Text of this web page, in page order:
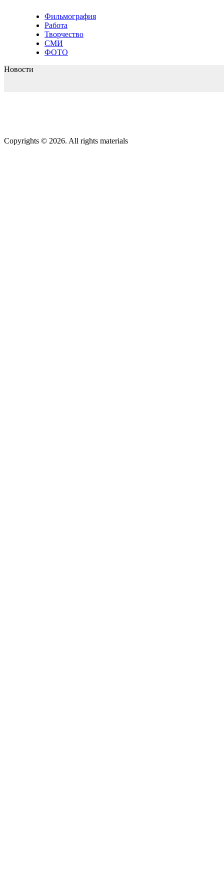
Фильмография
Работа
Творчество
СМИ
ФОТО
Новости
Copyrights © 2026. All rights materials